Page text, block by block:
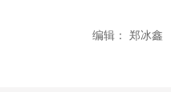
编辑： 郑冰鑫